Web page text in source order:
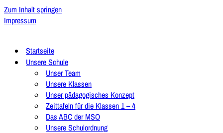
Zum Inhalt springen
Impressum
Startseite
Unsere Schule
Unser Team
Unsere Klassen
Unser pädagogisches Konzept
Zeittafeln für die Klassen 1 – 4
Das ABC der MSO
Unsere Schulordnung